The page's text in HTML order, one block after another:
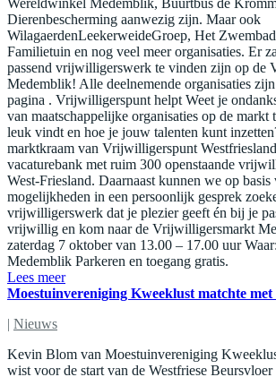
Wereldwinkel Medemblik, Buurtbus de
Dierenbescherming aanwezig zijn. Maar ook
WilagaerdenLeekerweideGroep, Het
Familietuin en nog veel meer organisaties. Er
passend vrijwilligerswerk te vinden zijn op de
Medemblik! Alle deelnemende organisaties
pagina . Vrijwilligerspunt helpt Weet je
van maatschappelijke organisaties op de markt
leuk vindt en hoe je jouw talenten kunt
marktkraam van Vrijwilligerspunt
vacaturebank met ruim 300 openstaande
West-Friesland. Daarnaast kunnen we op basis
mogelijkheden in een persoonlijk gesprek
vrijwilligerswerk dat je plezier geeft én bij je
vrijwillig en kom naar de Vrijwilligersmarkt
zaterdag 7 oktober van 13.00 – 17.00 uur
Medemblik Parkeren en toegang gratis.
Lees meer
Moestuinvereniging Kweeklust matchte met
| Nieuws
Kevin Blom van Moestuinvereniging
wist voor de start van de Westfriese